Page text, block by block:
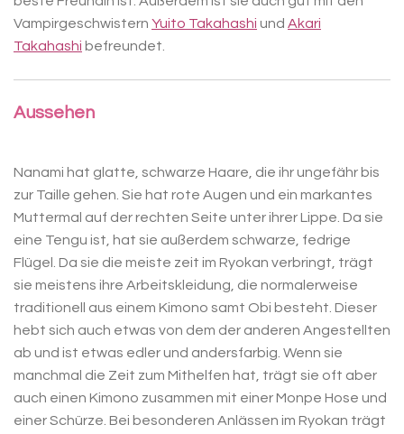
Vampirgeschwistern Yuito Takahashi und Akari
Takahashi befreundet.
Aussehen
Nanami hat glatte, schwarze Haare, die ihr ungefähr bis
zur Taille gehen. Sie hat rote Augen und ein markantes
Muttermal auf der rechten Seite unter ihrer Lippe. Da sie
eine Tengu ist, hat sie außerdem schwarze, fedrige
Flügel. Da sie die meiste zeit im Ryokan verbringt, trägt
sie meistens ihre Arbeitskleidung, die normalerweise
traditionell aus einem Kimono samt Obi besteht. Dieser
hebt sich auch etwas von dem der anderen Angestellten
ab und ist etwas edler und andersfarbig. Wenn sie
manchmal die Zeit zum Mithelfen hat, trägt sie oft aber
auch einen Kimono zusammen mit einer Monpe Hose und
einer Schürze. Bei besonderen Anlässen im Ryokan trägt